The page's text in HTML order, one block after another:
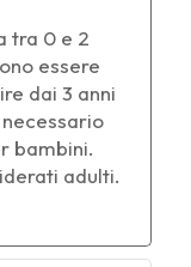
tra 0 e 2
essere
dai 3 anni
bambini.
adulti.